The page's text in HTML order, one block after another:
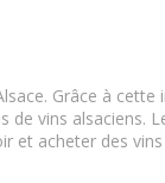
Grâce à
vins alsaciens.
et acheter des